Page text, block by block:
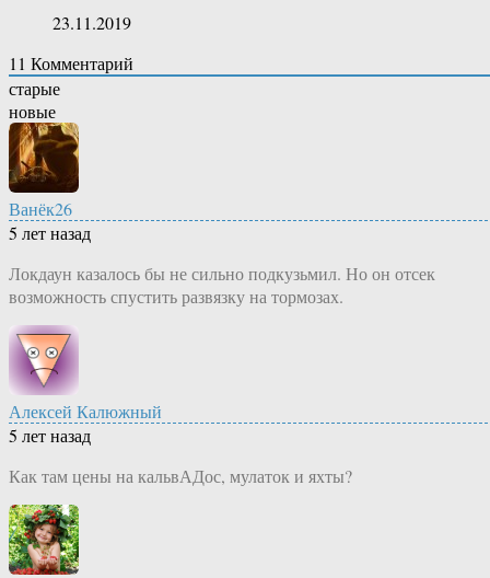
23.11.2019
11 Комментарий
старые
новые
Ванёк26
5 лет назад
Локдаун казалось бы не сильно подкузьмил. Но он отсек
возможность спустить развязку на тормозах.
Алексей Калюжный
5 лет назад
Как там цены на кальвАДос, мулаток и яхты?